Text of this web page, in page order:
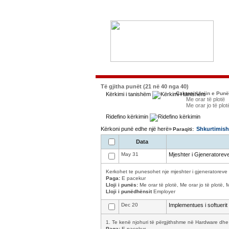
Të gjitha punët (21 në 40 nga 40)
Kërkimi i tanishëm
Caktoni Llojin e
Me orar të plotë
Me orar jo të
Ridefino kërkimin
Kërkoni punë edhe një herë»Paraqiti:
Data
May 31 Mjeshter i
Kerkohet te punesohet nje mjeshter i gjeneratoreve
Paga: E pacekur
Lloji i punës: Me orar të plotë, Me orar jo të plotë,
Lloji i punëdhënsitEmployer
Dec 20 Implementues i softuerit
1. Te kenë njohuri të përgjithshme në Hardware